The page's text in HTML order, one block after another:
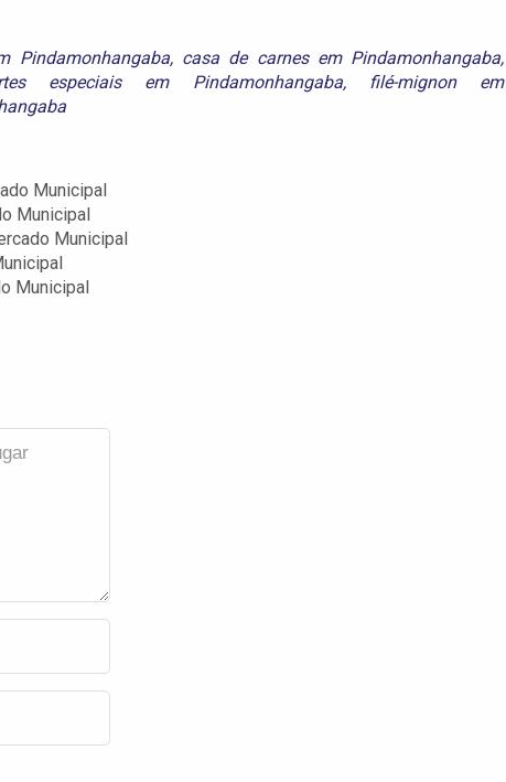
Pindamonhangaba, casa de carnes em Pindamonhangaba,
especiais em Pindamonhangaba,
filé-mignon em
Municipal
Municipal
Municipal
Municipal